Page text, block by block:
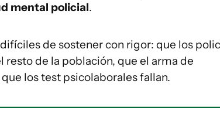
mental policial.
de sostener con rigor: que los
resto de la población, que el arma de
los test psicolaborales fallan.